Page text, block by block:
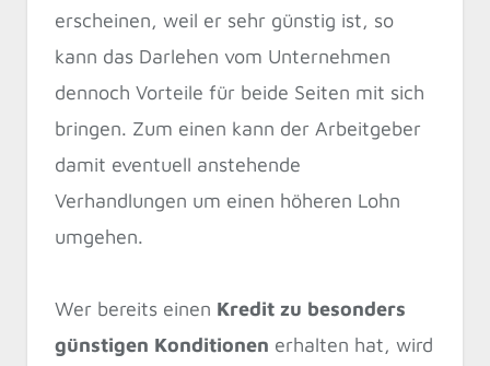
erscheinen, weil er sehr günstig ist, so
kann das Darlehen vom Unternehmen
dennoch Vorteile für beide Seiten mit sich
bringen. Zum einen kann der Arbeitgeber
damit eventuell anstehende
Verhandlungen um einen höheren Lohn
umgehen.
Wer bereits einen Kredit zu besonders
günstigen Konditionen erhalten hat, wird